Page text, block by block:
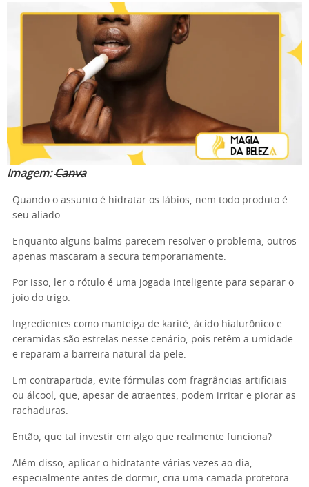
Imagem:Canva
Quando o assunto é hidratar os lábios, nem todo produto é
seu aliado.
Enquanto alguns balms parecem resolver o problema, outros
apenas mascaram a secura temporariamente.
Por isso, ler o rótulo é uma jogada inteligente para separar o
joio do trigo.
Ingredientes como manteiga de karité, ácido hialurônico e
ceramidas são estrelas nesse cenário, pois retêm a umidade
e reparam a barreira natural da pele.
Em contrapartida, evite fórmulas com fragrâncias artificiais
ou álcool, que, apesar de atraentes, podem irritar e piorar as
rachaduras.
Então, que tal investir em algo que realmente funciona?
Além disso, aplicar o hidratante várias vezes ao dia,
especialmente antes de dormir, cria uma camada protetora